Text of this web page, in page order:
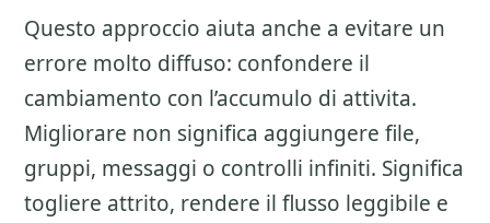
Questo approccio aiuta anche a evitare un
errore molto diffuso: confondere il
cambiamento con l’accumulo di attivita.
Migliorare non significa aggiungere file,
gruppi, messaggi o controlli infiniti. Significa
togliere attrito, rendere il flusso leggibile e